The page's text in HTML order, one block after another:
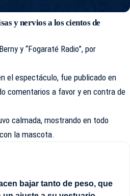
y nervios a los cientos de
y “Fogaraté Radio”, por
el espectáculo, fue publicado en
comentarios a favor y en contra de
calmada, mostrando en todo
la mascota.
bajar tanto de peso, que